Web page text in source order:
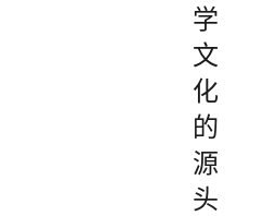
学
文
化
的
源
头